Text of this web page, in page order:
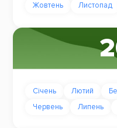
Жовтень
Листопад
Січень Лютий
Червень
Липень